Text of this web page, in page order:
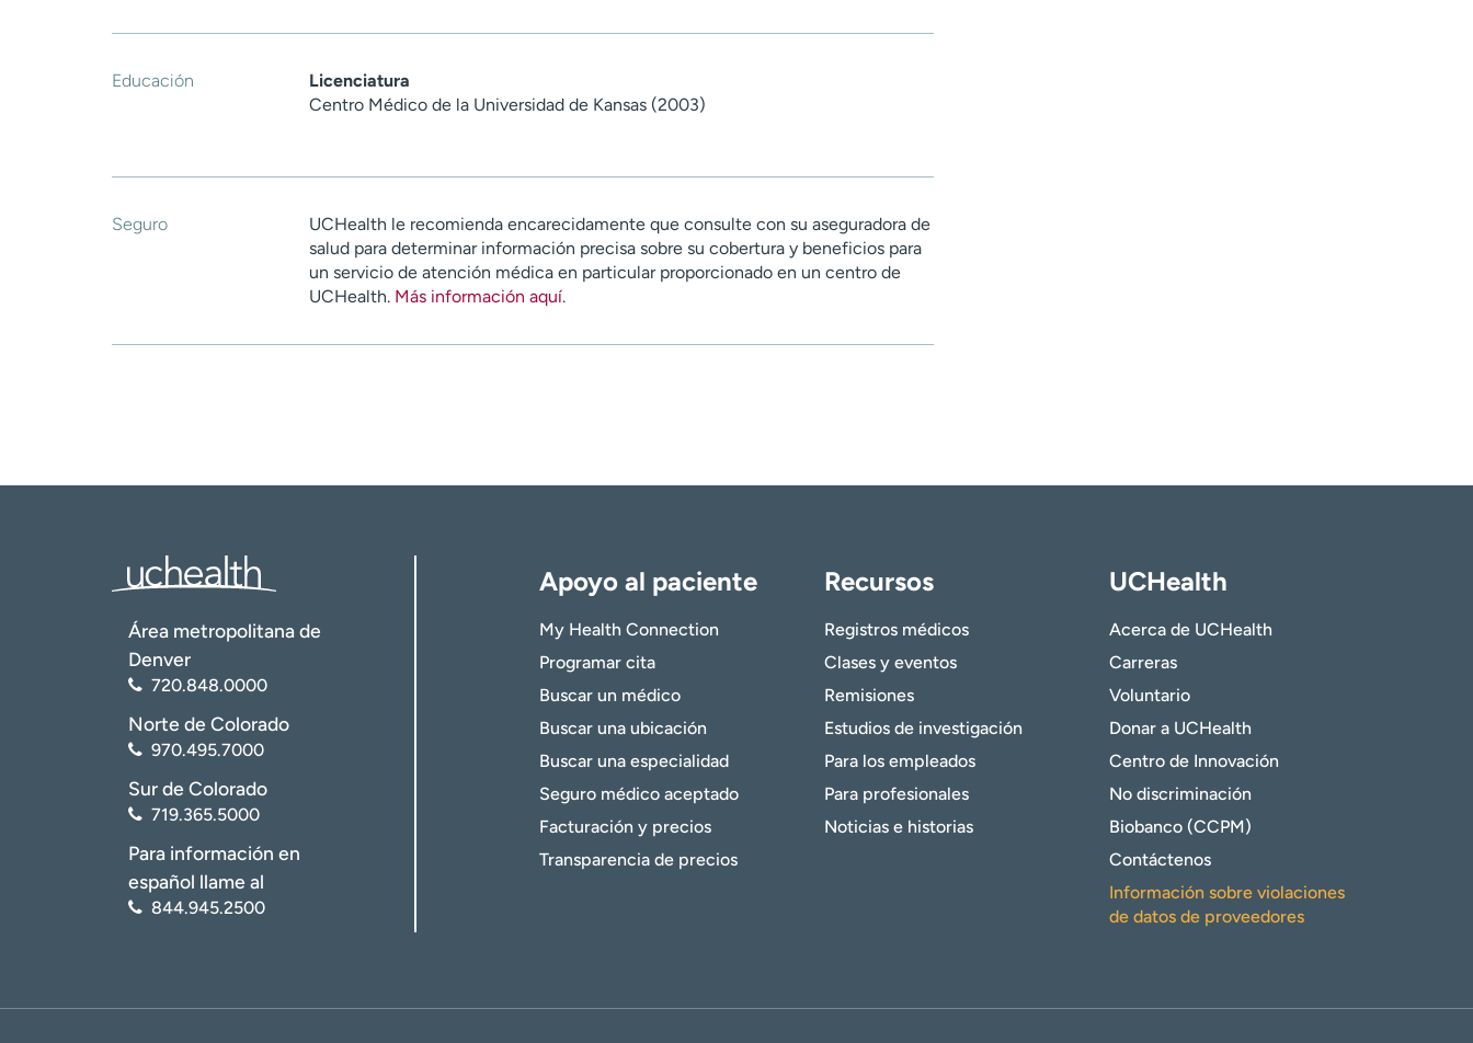
Educación
Licenciatura
Centro Médico de la Universidad de Kansas (2003)
Seguro
UCHealth le recomienda encarecidamente que consulte con su aseguradora de
salud para determinar información precisa sobre su cobertura y beneficios para
un servicio de atención médica en particular proporcionado en un centro de
UCHealth. Más información aquí.
Área metropolitana de
Denver
720.848.0000
Norte de Colorado
970.495.7000
Sur de Colorado
719.365.5000
Para información en
español llame al
844.945.2500
Apoyo al paciente
My Health Connection
Programar cita
Buscar un médico
Buscar una ubicación
Buscar una especialidad
Seguro médico aceptado
Facturación y precios
Transparencia de precios
Recursos
Registros médicos
Clases y eventos
Remisiones
Estudios de investigación
Para los empleados
Para profesionales
Noticias e historias
UCHealth
Acerca de UCHealth
Carreras
Voluntario
Donar a UCHealth
Centro de Innovación
No discriminación
Biobanco (CCPM)
Contáctenos
Información sobre violaciones
de datos de proveedores